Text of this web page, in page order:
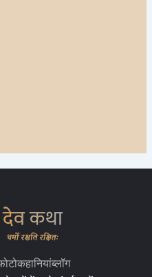
कहानियांब्लॉग